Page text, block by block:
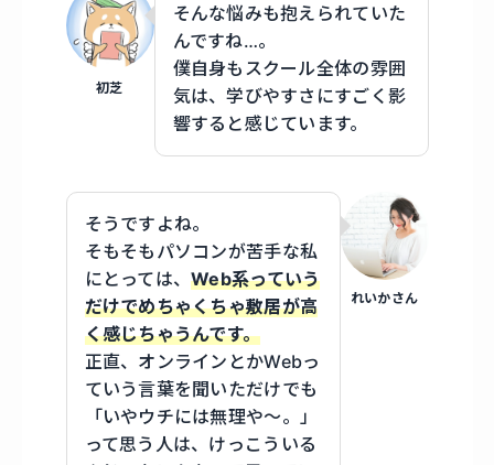
初芝
そんな悩みも抱えられていた
んですね…。
僕自身もスクール全体の雰囲
気は、学びやすさにすごく影
響すると感じています。
れいかさん
そうですよね。
そもそもパソコンが苦手な私
にとっては、Web系っていう
だけでめちゃくちゃ敷居が高
く感じちゃうんです。
正直、オンラインとかWebっ
ていう言葉を聞いただけでも
「いやウチには無理や〜。」
って思う人は、けっこういる